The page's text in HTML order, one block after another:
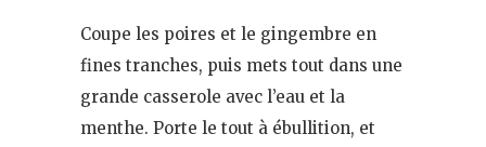
Coupe les poires et le gingembre en
fines tranches, puis mets tout dans une
grande casserole avec l’eau et la
menthe. Porte le tout à ébullition, et